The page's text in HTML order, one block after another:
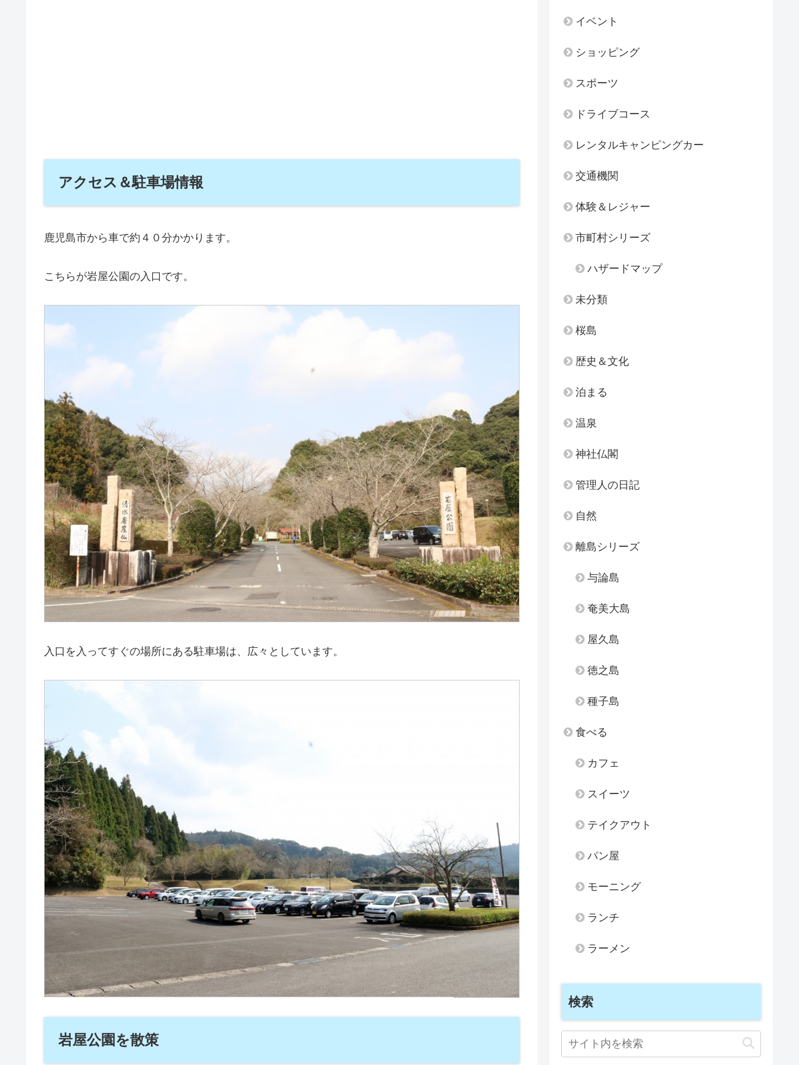
アクセス＆駐車場情報
鹿児島市から車で約４０分かかります。
こちらが岩屋公園の入口です。
入口を入ってすぐの場所にある駐車場は、広々としています。
岩屋公園を散策
イベント
ショッピング
スポーツ
ドライブコース
レンタルキャンピングカー
交通機関
体験＆レジャー
市町村シリーズ
ハザードマップ
未分類
桜島
歴史＆文化
泊まる
温泉
神社仏閣
管理人の日記
自然
離島シリーズ
与論島
奄美大島
屋久島
徳之島
種子島
食べる
カフェ
スイーツ
テイクアウト
パン屋
モーニング
ランチ
ラーメン
検索